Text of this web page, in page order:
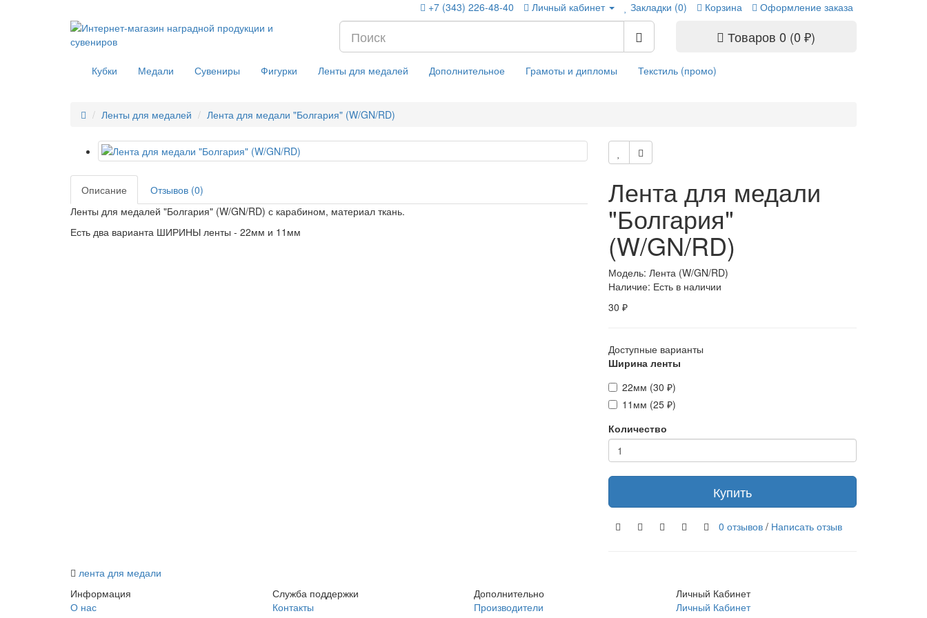
+7 (343) 226-48-40 Личный кабинет Закладки (0) Корзина Оформление заказа
Товаров 0 (0 ₽)
Кубки Медали Сувениры Фигурки Ленты для медалей Дополнительное Грамоты и дипломы Текстиль (промо)
Ленты для медалей Лента для медали "Болгария" (W/GN/RD)
Описание
Отзывов (0)
Ленты для медалей "Болгария" (W/GN/RD) с карабином, материал ткань.
Есть два варианта ШИРИНЫ ленты - 22мм и 11мм
Лента для медали
"Болгария"
(W/GN/RD)
Модель: Лента (W/GN/RD)
Наличие: Есть в наличии
30 ₽
Доступные варианты
Ширина ленты
22мм (30 ₽)
11мм (25 ₽)
Количество
Купить
0 отзывов / Написать отзыв
лента для медали
Информация
О нас
Служба поддержки
Контакты
Дополнительно
Производители
Личный Кабинет
Личный Кабинет